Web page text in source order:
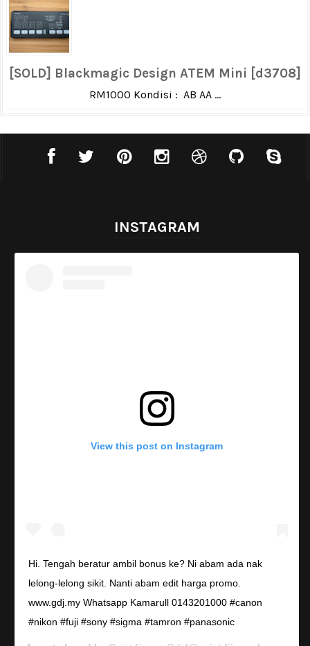
[SOLD] Blackmagic Design ATEM Mini [d3708]
RM1000 Kondisi : AB AA ...
INSTAGRAM
View this post on Instagram
Hi. Tengah beratur ambil bonus ke? Ni abam ada nak
lelong-lelong sikit. Nanti abam edit harga promo.
www.gdj.my Whatsapp Kamarull 0143201000 #canon
#nikon #fuji #sony #sigma #tamron #panasonic